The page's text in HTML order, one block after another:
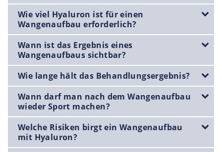
Wie viel Hyaluron ist für einen
Wangenaufbau erforderlich?
Wann ist das Ergebnis eines
Wangenaufbaus sichtbar?
Wie lange hält das Behandlungsergebnis?
Wann darf man nach dem Wangenaufbau
wieder Sport machen?
Welche Risiken birgt ein Wangenaufbau
mit Hyaluron?